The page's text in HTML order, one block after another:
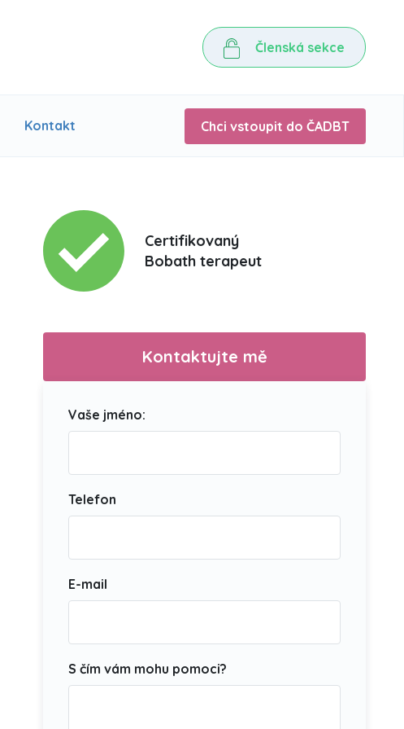
Členská sekce
Kontakt Chci vstoupit do ČADBT
Certifikovaný
Bobath terapeut
Kontaktujte mě
Vaše jméno:
Telefon
E-mail
S čím vám mohu pomoci?